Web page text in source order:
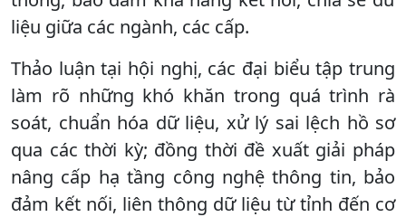
liệu giữa các ngành, các cấp.
Thảo luận tại hội nghị, các đại biểu tập trung
làm rõ những khó khăn trong quá trình rà
soát, chuẩn hóa dữ liệu, xử lý sai lệch hồ sơ
qua các thời kỳ; đồng thời đề xuất giải pháp
nâng cấp hạ tầng công nghệ thông tin, bảo
đảm kết nối, liên thông dữ liệu từ tỉnh đến cơ